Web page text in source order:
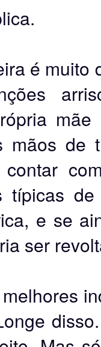
é muito
de
típicas
e se
ser